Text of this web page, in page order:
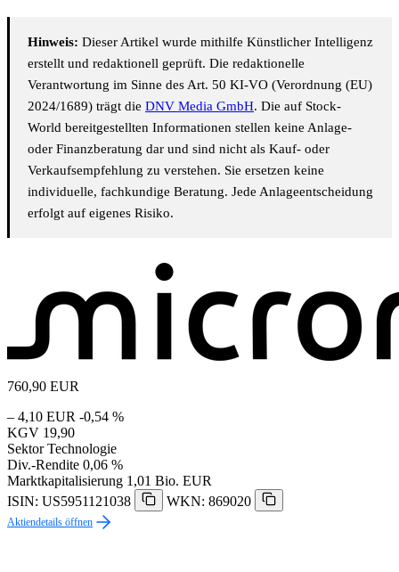
Hinweis: Dieser Artikel wurde mithilfe Künstlicher Intelligenz
erstellt und redaktionell geprüft. Die redaktionelle
Verantwortung im Sinne des Art. 50 KI-VO (Verordnung (EU)
2024/1689) trägt die DNV Media GmbH. Die auf Stock-
World bereitgestellten Informationen stellen keine Anlage-
oder Finanzberatung dar und sind nicht als Kauf- oder
Verkaufsempfehlung zu verstehen. Sie ersetzen keine
individuelle, fachkundige Beratung. Jede Anlageentscheidung
erfolgt auf eigenes Risiko.
760,90 EUR
– 4,10 EUR -0,54 %
KGV 19,90
Sektor Technologie
Div.-Rendite 0,06 %
Marktkapitalisierung 1,01 Bio. EUR
ISIN: US5951121038
WKN: 869020
Aktiendetails öffnen